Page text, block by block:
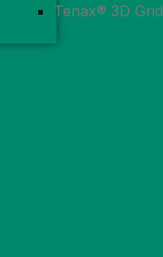
Tenax® 3D Grid